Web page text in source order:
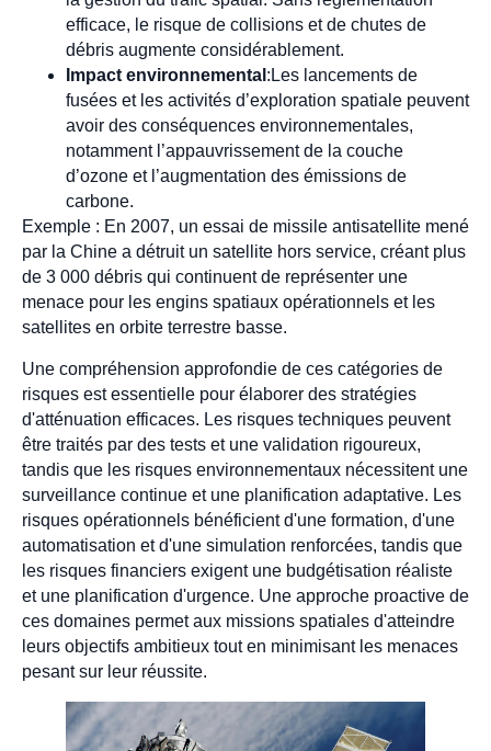
efficace, le risque de collisions et de chutes de
débris augmente considérablement.
Impact environnemental :Les lancements de
fusées et les activités d’exploration spatiale peuvent
avoir des conséquences environnementales,
notamment l’appauvrissement de la couche
d’ozone et l’augmentation des émissions de
carbone.
Exemple : En 2007, un essai de missile antisatellite mené
par la Chine a détruit un satellite hors service, créant plus
de 3 000 débris qui continuent de représenter une
menace pour les engins spatiaux opérationnels et les
satellites en orbite terrestre basse.
Une compréhension approfondie de ces catégories de
risques est essentielle pour élaborer des stratégies
d'atténuation efficaces. Les risques techniques peuvent
être traités par des tests et une validation rigoureux,
tandis que les risques environnementaux nécessitent une
surveillance continue et une planification adaptative. Les
risques opérationnels bénéficient d'une formation, d'une
automatisation et d'une simulation renforcées, tandis que
les risques financiers exigent une budgétisation réaliste
et une planification d'urgence. Une approche proactive de
ces domaines permet aux missions spatiales d'atteindre
leurs objectifs ambitieux tout en minimisant les menaces
pesant sur leur réussite.